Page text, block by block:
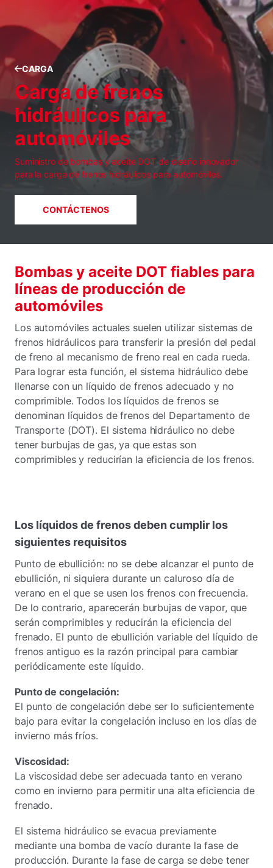
CARGA
Carga de frenos
hidráulicos para
automóviles
Suministro de bombas y aceite DOT de diseño innovador
para la carga de frenos hidráulicos para automóviles.
CONTÁCTENOS
Bombas y aceite DOT fiables para
líneas de producción de
automóviles
Los automóviles actuales suelen utilizar sistemas de
frenos hidráulicos para transferir la presión del pedal
de freno al mecanismo de freno real en cada rueda.
Para lograr esta función, el sistema hidráulico debe
llenarse con un líquido de frenos adecuado y no
comprimible. Todos los líquidos de frenos se
denominan líquidos de frenos del Departamento de
Transporte (DOT). El sistema hidráulico no debe
tener burbujas de gas, ya que estas son
comprimibles y reducirían la eficiencia de los frenos.
Los líquidos de frenos deben cumplir los
siguientes requisitos
Punto de ebullición: no se debe alcanzar el punto de
ebullición, ni siquiera durante un caluroso día de
verano en el que se usen los frenos con frecuencia.
De lo contrario, aparecerán burbujas de vapor, que
serán comprimibles y reducirán la eficiencia del
frenado. El punto de ebullición variable del líquido de
frenos antiguo es la razón principal para cambiar
periódicamente este líquido.
Punto de congelación:
El punto de congelación debe ser lo suficientemente
bajo para evitar la congelación incluso en los días de
invierno más fríos.
Viscosidad:
La viscosidad debe ser adecuada tanto en verano
como en invierno para permitir una alta eficiencia de
frenado.
El sistema hidráulico se evacua previamente
mediante una bomba de vacío durante la fase de
producción. Durante la fase de carga se debe tener